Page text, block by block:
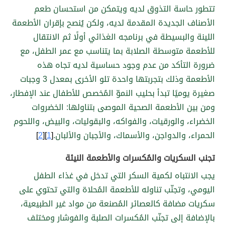
تتطور حاسة التذوق لديه ويتمكن من استحسان طعم
الأصناف الجديدة المقدمة لديه، ولكن يُنصح بإقران الأطعمة
اللينة والبسيطة في برنامجه الغذائي أولًا ثم الانتقال
للأطعمة متوسطة الصلابة بما يتناسب مع عمر الطفل، مع
ضرورة التأكد من عدم وجود حساسية لديه تجاه هذه
الأطعمة وذلك بتجربتها واحدة تلو الأخرى بمعدل 3 وجبات
صغيرة يوميًا تبدأ بحليب النموّ المُخصص للأطفال عند الإفطار،
ومن بين الأطعمة الصحية الموصى بتناولها: الخضروات
الخضراء، والورقيات، والفواكه، والبقوليات، والبيض، واللحوم
الحمراء، والدواجن، والأسماك، والأجبان والألبان.[
1
][
2
]
تجنب السكريات والمُكسرات والأطعمة النيئة
يجب الانتباه لكمية السكر التي تدخل في غذاء الطفل
اليومي، وتجنّب تناوله للأطعمة المُحلاة والتي تحتوي على
سكريات مضافة كالعصائر المُصنعة من مواد غير الطبيعية،
بالإضافة إلى تجنّب المُكسرات الصلبة والفوشار ومختلف